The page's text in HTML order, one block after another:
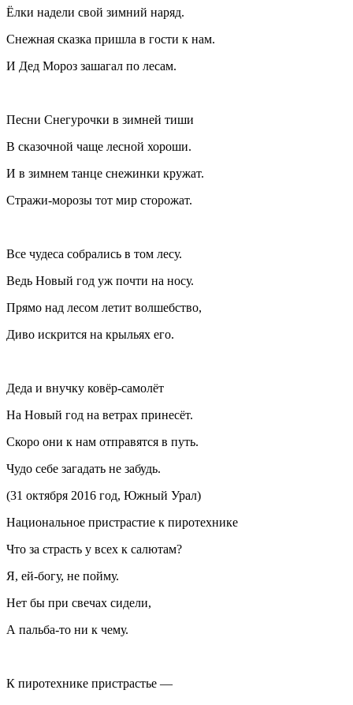
Ёлки надели свой зимний наряд.
Снежная сказка пришла в гости к нам.
И Дед Мороз зашагал по лесам.
Песни Снегурочки в зимней тиши
В сказочной чаще лесной хороши.
И в зимнем танце снежинки кружат.
Стражи-морозы тот мир сторожат.
Все чудеса собрались в том лесу.
Ведь Новый год уж почти на носу.
Прямо над лесом летит волшебство,
Диво искрится на крыльях его.
Деда и внучку ковёр-самолёт
На Новый год на ветрах принесёт.
Скоро они к нам отправятся в путь.
Чудо себе загадать не забудь.
(31 октября 2016 год, Южный Урал)
Национальное пристрастие к пиротехнике
Что за страсть у всех к салютам?
Я, ей-богу, не пойму.
Нет бы при свечах сидели,
А пальба-то ни к чему.
К пиротехнике пристрастье —